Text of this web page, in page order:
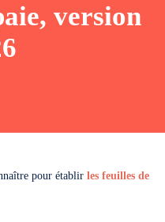
version
pour établir les feuilles de